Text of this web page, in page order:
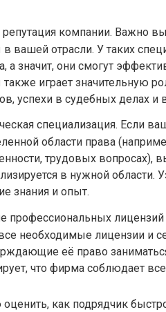
компании. Важно
в вашей отрасли. У таких
а значит, они смогут
играет значительную
успехи в судебных делах
специализация. Если
области права
трудовых вопросах),
в нужной области.
знания и опыт.
профессиональных
необходимые лицензии и
её право
что фирма соблюдает
как подрядчик